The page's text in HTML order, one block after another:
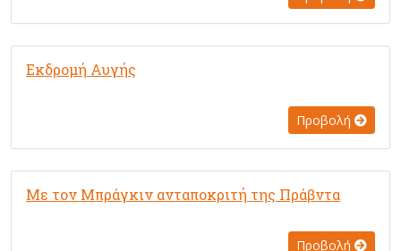
Εκδρομή Αυγής
Προβολή
Με τον Μπράγκιν ανταποκριτή της Πράβντα
Προβολή